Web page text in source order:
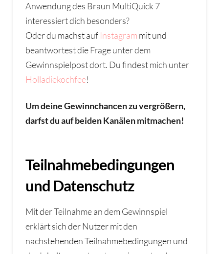
Anwendung des Braun MultiQuick 7
interessiert dich besonders?
Oder du machst auf Instagram mit und
beantwortest die Frage unter dem
Gewinnspielpost dort. Du findest mich unter
Holladiekochfee!
Um deine Gewinnchancen zu vergrößern,
darfst du auf beiden Kanälen mitmachen!
Teilnahmebedingungen
und Datenschutz
Mit der Teilnahme an dem Gewinnspiel
erklärt sich der Nutzer mit den
nachstehenden Teilnahmebedingungen und